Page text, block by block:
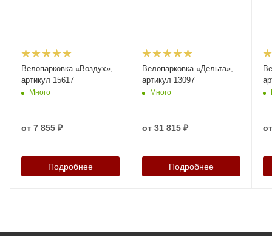
Велопарковка «Воздух»,
артикул 15617
Много
от 7 855 ₽
Подробнее
Велопарковка «Дельта»,
артикул 13097
Много
от 31 815 ₽
Подробнее